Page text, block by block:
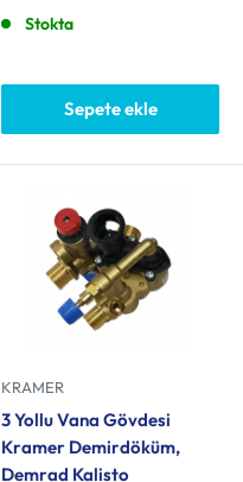
Stokta
Sepete ekle
KRAMER
3 Yollu Vana Gövdesi
Kramer Demirdöküm,
Demrad Kalisto